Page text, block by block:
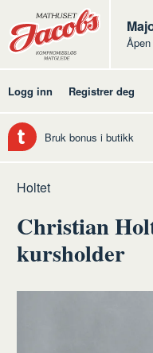
Butikker
Logg inn Registrer deg
Bruk bonus i butikk
Hjem
Holtet
Christian
kursholder